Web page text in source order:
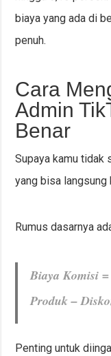
biaya yang ada di
penuh.
Cara
Admin
Benar
Supaya kamu tidak
yang bisa langsung
Rumus dasarnya
Biaya Komisi
Produk –
Penting untuk